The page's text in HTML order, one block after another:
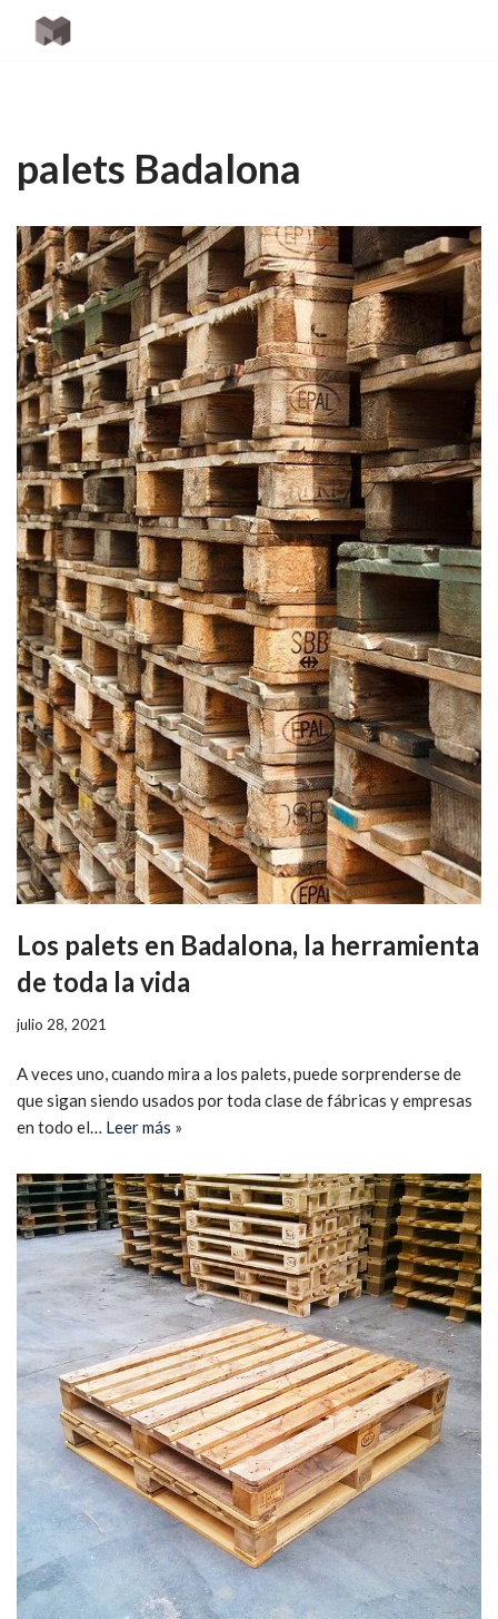
palets Badalona
Los palets en Badalona, la herramienta
de toda la vida
julio 28, 2021
A veces uno, cuando mira a los palets, puede sorprenderse de
que sigan siendo usados por toda clase de fábricas y empresas
en todo el… Leer más »